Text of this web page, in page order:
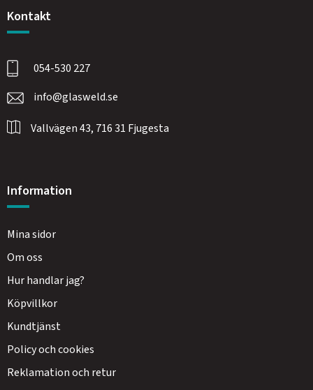
Kontakt
054-530 227
info@glasweld.se
Vallvägen 43, 716 31 Fjugesta
Information
Mina sidor
Om oss
Hur handlar jag?
Köpvillkor
Kundtjänst
Policy och cookies
Reklamation och retur